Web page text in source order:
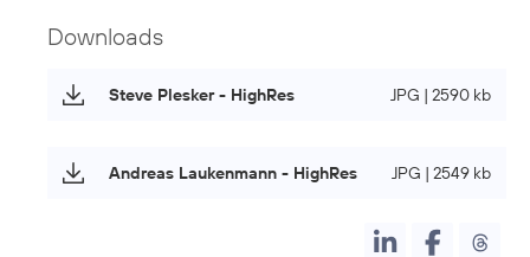
Downloads
Steve Plesker - HighRes JPG | 2590 kb
Andreas Laukenmann - HighRes JPG | 2549 kb